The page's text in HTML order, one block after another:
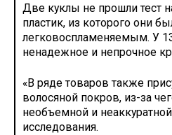
Две куклы не прошли тест
пластик, из которого они
легковоспламеняемым. У
ненадежное и непрочное
«В ряде товаров также
волосяной покров, из-за
необъемной и
исследования.